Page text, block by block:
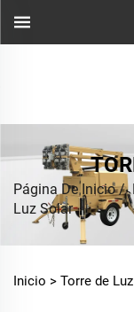
Página De Inicio/
Luz Solar
Inicio > Torre de